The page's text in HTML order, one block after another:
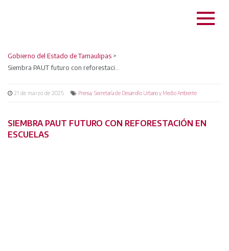
Gobierno del Estado de Tamaulipas >
21 de marzo de 2025 Prensa Secretaría de Desarrollo Urbano y Medio Ambiente
SIEMBRA PAUT FUTURO CON REFORESTACIÓN EN
ESCUELAS